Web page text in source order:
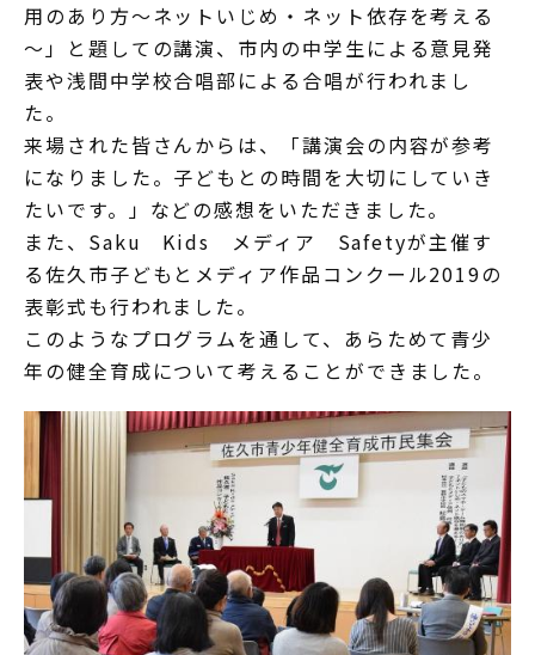
用のあり方～ネットいじめ・ネット依存を考える
～」と題しての講演、市内の中学生による意見発
表や浅間中学校合唱部による合唱が行われまし
た。
来場された皆さんからは、「講演会の内容が参考
になりました。子どもとの時間を大切にしていき
たいです。」などの感想をいただきました。
また、Saku Kids メディア Safetyが主催す
る佐久市子どもとメディア作品コンクール2019の
表彰式も行われました。
このようなプログラムを通して、あらためて青少
年の健全育成について考えることができました。